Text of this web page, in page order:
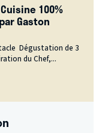
Cuisine 100%
Gaston
Dégustation de 3
du Chef,...